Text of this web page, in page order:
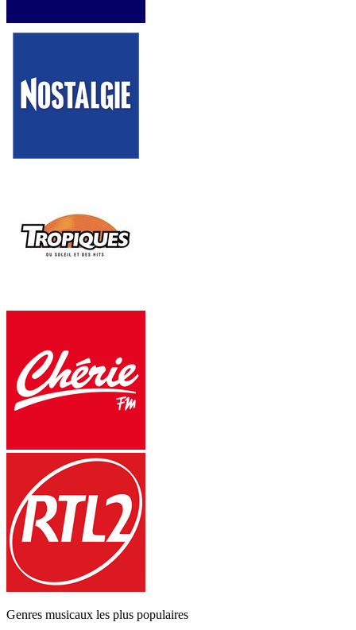
Genres musicaux les plus populaires